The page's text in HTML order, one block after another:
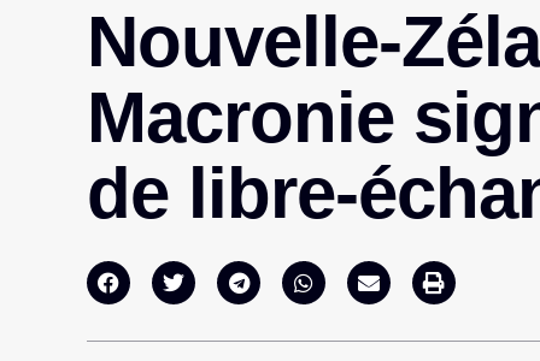
Nouvelle-
Macronie
de libre-